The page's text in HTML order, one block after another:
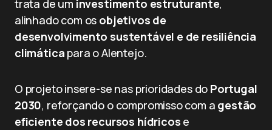
trata de um investimento estruturante,
alinhado com os objetivos de
desenvolvimento sustentável e de resiliência
climática para o Alentejo.
O projeto insere-se nas prioridades do Portugal
2030, reforçando o compromisso com a gestão
eficiente dos recursos hídricos e